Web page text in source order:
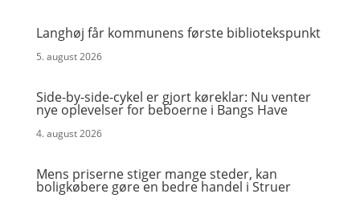
Langhøj får kommunens første bibliotekspunkt
5. august 2026
Side-by-side-cykel er gjort køreklar: Nu venter
nye oplevelser for beboerne i Bangs Have
4. august 2026
Mens priserne stiger mange steder, kan
boligkøbere gøre en bedre handel i Struer